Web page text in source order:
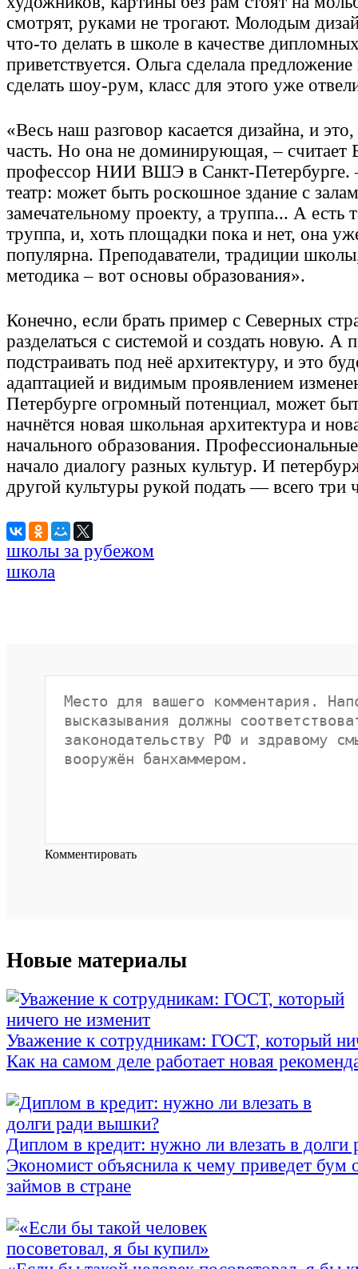
смотрят, руками не трогают. Молодым
что-то делать в школе в качестве
приветствуется. Ольга сделала
сделать шоу-рум, класс для этого уже
«Весь наш разговор касается дизайна, и
часть. Но она не доминирующая, –
профессор НИИ ВШЭ в Санкт-Петербурге.
театр: может быть роскошное здание с
замечательному проекту, а труппа... А есть
труппа, и, хоть площадки пока и нет, она
популярна. Преподаватели, традиции
методика – вот основы образования».
Конечно, если брать пример с Северных
разделаться с системой и создать новую. А
подстраивать под неё архитектуру, и это
адаптацией и видимым проявлением
Петербурге огромный потенциал, может
начнётся новая школьная архитектура и
начального образования.
начало диалогу разных культур. И
другой культуры рукой подать — всего три
школы за рубежом
школа
Комментировать
Новые материалы
Уважение к сотрудникам: ГОСТ, который
Как на самом деле работает новая
Диплом в кредит: нужно ли влезать в
Экономист объяснила к чему приведет бум
займов в стране